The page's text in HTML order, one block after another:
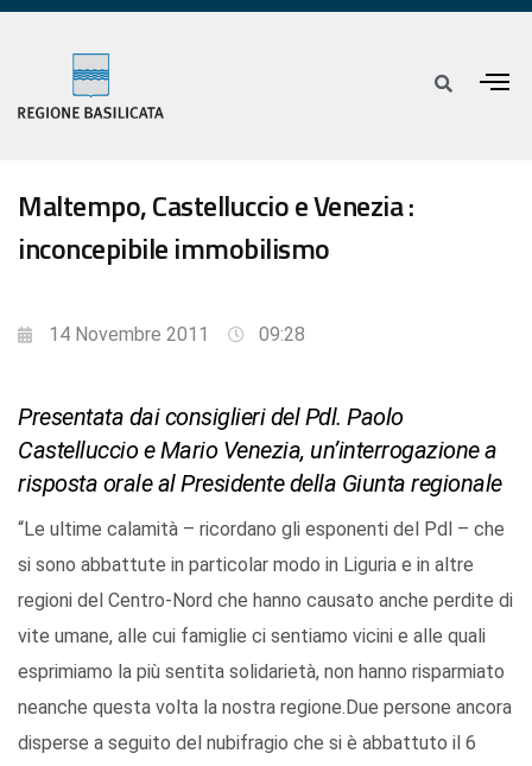
Maltempo, Castelluccio e Venezia :
inconcepibile immobilismo
14 Novembre 2011 09:28
Presentata dai consiglieri del Pdl. Paolo
Castelluccio e Mario Venezia, un’interrogazione a
risposta orale al Presidente della Giunta regionale
“Le ultime calamità – ricordano gli esponenti del Pdl – che
si sono abbattute in particolar modo in Liguria e in altre
regioni del Centro-Nord che hanno causato anche perdite di
vite umane, alle cui famiglie ci sentiamo vicini e alle quali
esprimiamo la più sentita solidarietà, non hanno risparmiato
neanche questa volta la nostra regione.Due persone ancora
disperse a seguito del nubifragio che si è abbattuto il 6